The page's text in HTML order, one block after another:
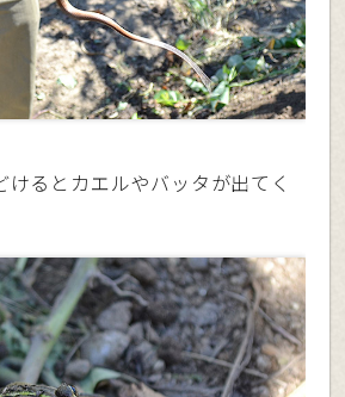
るとカエルやバッタが出てく